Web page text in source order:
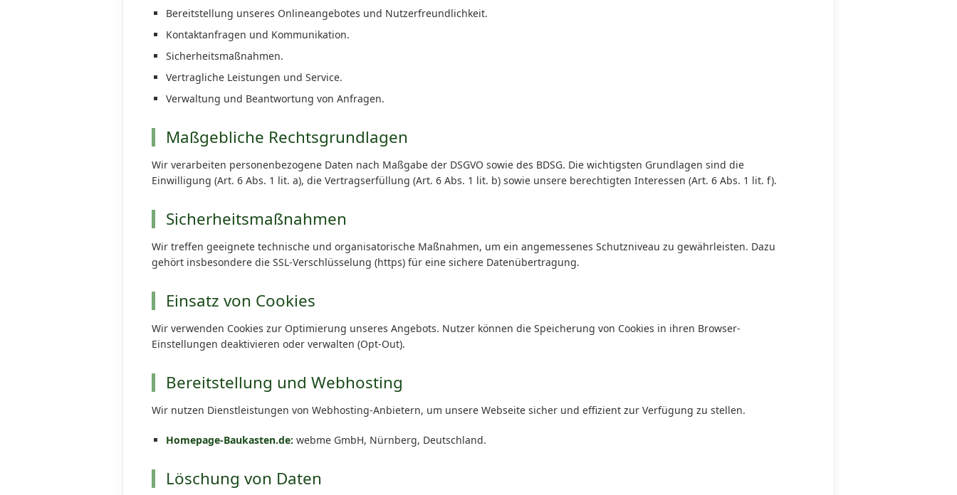
Bereitstellung unseres Onlineangebotes und Nutzerfreundlichkeit.
Kontaktanfragen und Kommunikation.
Sicherheitsmaßnahmen.
Vertragliche Leistungen und Service.
Verwaltung und Beantwortung von Anfragen.
Maßgebliche Rechtsgrundlagen
Wir verarbeiten personenbezogene Daten nach Maßgabe der DSGVO sowie des BDSG. Die wichtigsten Grundlagen sind die
Einwilligung (Art. 6 Abs. 1 lit. a), die Vertragserfüllung (Art. 6 Abs. 1 lit. b) sowie unsere berechtigten Interessen (Art. 6 Abs. 1 lit. f).
Sicherheitsmaßnahmen
Wir treffen geeignete technische und organisatorische Maßnahmen, um ein angemessenes Schutzniveau zu gewährleisten. Dazu
gehört insbesondere die SSL-Verschlüsselung (https) für eine sichere Datenübertragung.
Einsatz von Cookies
Wir verwenden Cookies zur Optimierung unseres Angebots. Nutzer können die Speicherung von Cookies in ihren Browser-
Einstellungen deaktivieren oder verwalten (Opt-Out).
Bereitstellung und Webhosting
Wir nutzen Dienstleistungen von Webhosting-Anbietern, um unsere Webseite sicher und effizient zur Verfügung zu stellen.
Homepage-Baukasten.de: webme GmbH, Nürnberg, Deutschland.
Löschung von Daten